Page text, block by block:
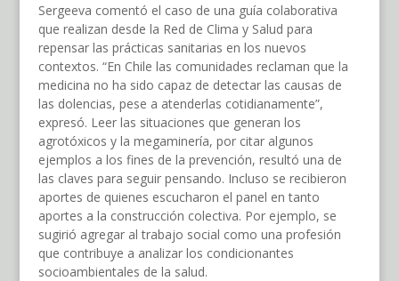
Sergeeva comentó el caso de una guía colaborativa
que realizan desde la Red de Clima y Salud para
repensar las prácticas sanitarias en los nuevos
contextos. “En Chile las comunidades reclaman que la
medicina no ha sido capaz de detectar las causas de
las dolencias, pese a atenderlas cotidianamente”,
expresó. Leer las situaciones que generan los
agrotóxicos y la megaminería, por citar algunos
ejemplos a los fines de la prevención, resultó una de
las claves para seguir pensando. Incluso se recibieron
aportes de quienes escucharon el panel en tanto
aportes a la construcción colectiva. Por ejemplo, se
sugirió agregar al trabajo social como una profesión
que contribuye a analizar los condicionantes
socioambientales de la salud.